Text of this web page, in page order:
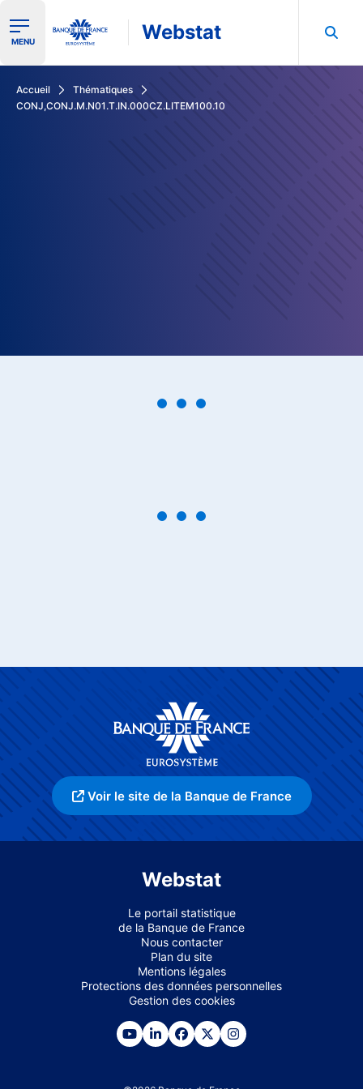
Ouvrir le menu de navigation
MENU Webstat
Accueil
Thématiques
CONJ,CONJ.M.N01.T.IN.000CZ.LITEM100.10
Voir le site de la Banque de France
Webstat
Le portail statistique
de la Banque de France
Nous contacter
Plan du site
Mentions légales
Protections des données personnelles
Gestion des cookies